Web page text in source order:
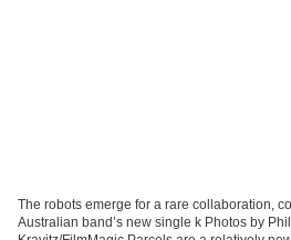
The robots emerge for a rare collaboration,
Australian band’s new single k Photos by